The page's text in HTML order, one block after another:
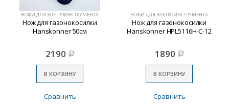
НОЖИ ДЛЯ ЭЛЕТРОИНСТРУМЕНТА
Нож для газонокосилки
Hanskonner 50см
2190 Р
В КОРЗИНУ
Сравнить
НОЖИ ДЛЯ ЭЛЕТРОИНСТРУМЕНТА
Нож для газонокосилки
Hanskonner HPL5116Н-С-12
1890 Р
В КОРЗИНУ
Сравнить